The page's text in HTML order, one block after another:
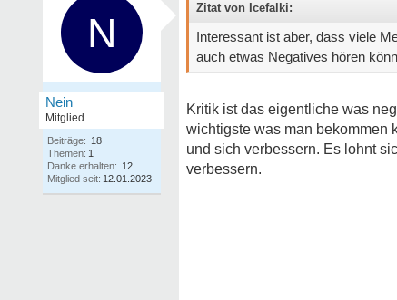
N
Nein
Mitglied
Beiträge: 18
Themen: 1
Danke erhalten: 12
Mitglied seit: 12.01.2023
Zitat von Icefalki:
Interessant ist aber, dass viele
auch etwas Negatives hören
Kritik ist das eigentliche was
wichtigste was man bekommen
und sich verbessern. Es lohnt
verbessern.